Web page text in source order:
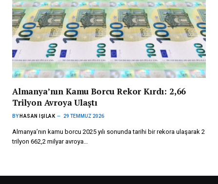
Almanya’nın Kamu Borcu Rekor Kırdı: 2,66
Trilyon Avroya Ulaştı
BY HASAN IŞILAK 29 TEMMUZ 2026
Almanya’nın kamu borcu 2025 yılı sonunda tarihi bir rekora ulaşarak 2
trilyon 662,2 milyar avroya…